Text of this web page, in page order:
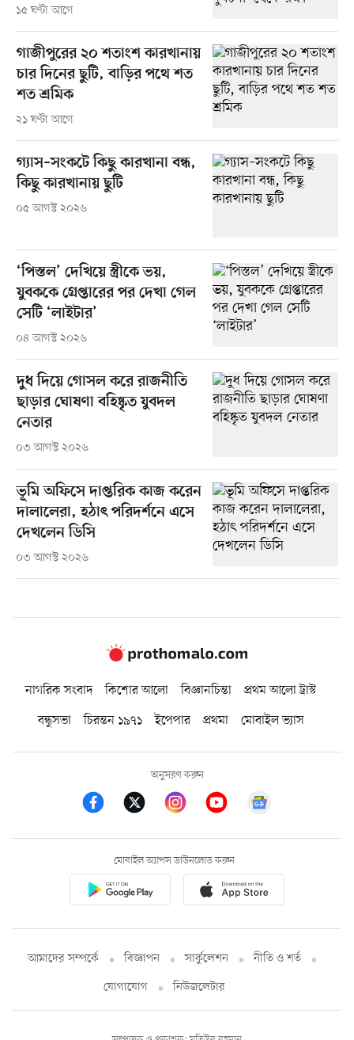
১৫ ঘণ্টা আগে
গাজীপুরের ২০ শতাংশ কারখানায়
চার দিনের ছুটি, বাড়ির পথে শত
শত শ্রমিক
২১ ঘণ্টা আগে
গ্যাস–সংকটে কিছু কারখানা বন্ধ,
কিছু কারখানায় ছুটি
০৫ আগস্ট ২০২৬
‘পিস্তল’ দেখিয়ে স্ত্রীকে ভয়,
যুবককে গ্রেপ্তারের পর দেখা গেল
সেটি ‘লাইটার’
০৪ আগস্ট ২০২৬
দুধ দিয়ে গোসল করে রাজনীতি
ছাড়ার ঘোষণা বহিষ্কৃত যুবদল
নেতার
০৩ আগস্ট ২০২৬
ভূমি অফিসে দাপ্তরিক কাজ করেন
দালালেরা, হঠাৎ পরিদর্শনে এসে
দেখলেন ডিসি
০৩ আগস্ট ২০২৬
নাগরিক সংবাদ কিশোর আলো বিজ্ঞানচিন্তা
প্রথম আলো ট্রাস্ট
বন্ধুসভা
চিরন্তন ১৯৭১ ইপেপার প্রথমা মোবাইল ভ্যাস
অনুসরণ করুন
মোবাইল অ্যাপস ডাউনলোড করুন
আমাদের সম্পর্কে বিজ্ঞাপন সার্কুলেশন
নীতি ও শর্ত
যোগাযোগ
নিউজলেটার